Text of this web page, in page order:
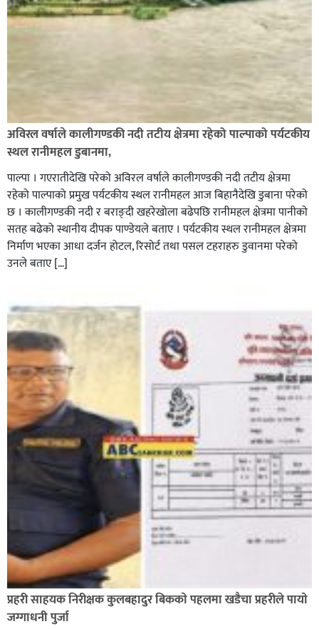
अविरल वर्षाले कालीगण्डकी नदी तटीय क्षेत्रमा रहेको पाल्पाको पर्यटकीय
स्थल रानीमहल डुबानमा,
पाल्पा । गएरातीदेखि परेको अविरल वर्षाले कालीगण्डकी नदी तटीय क्षेत्रमा
रहेको पाल्पाको प्रमुख पर्यटकीय स्थल रानीमहल आज बिहानैदेखि डुबाना परेको
छ । कालीगण्डकी नदी र बराङ्दी खहरेखोला बढेपछि रानीमहल क्षेत्रमा पानीको
सतह बढेको स्थानीय दीपक पाण्डेयले बताए । पर्यटकीय स्थल रानीमहल क्षेत्रमा
निर्माण भएका आधा दर्जन होटल, रिसोर्ट तथा पसल टहराहरु डुवानमा परेको
उनले बताए […]
प्रहरी साहयक निरीक्षक कुलबहादुर बिककाे पहलमा खडैचा प्रहरीले पायाे
जग्गाधनी पुर्जा